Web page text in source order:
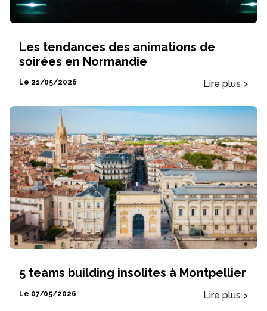
Les tendances des animations de
soirées en Normandie
Le 21/05/2026 Lire plus >
5 teams building insolites à Montpellier
Le 07/05/2026 Lire plus >